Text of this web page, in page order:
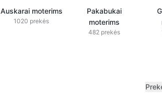
Auskarai moterims
1020 prekės
Pakabukai
moterims
482 prekės